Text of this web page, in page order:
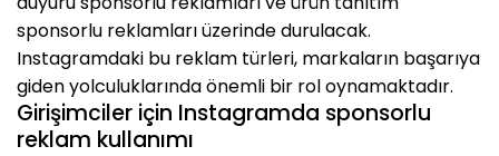
sponsorlu reklamları üzerinde durulacak.
Instagramdaki bu reklam türleri, markaların başarıya
giden yolculuklarında önemli bir rol oynamaktadır.
Girişimciler için Instagramda sponsorlu
reklam kullanımı